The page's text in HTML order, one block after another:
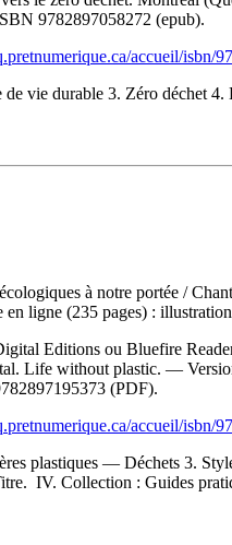
9782897058272 (epub).
accueil/isbn/
vie durable 3. Zéro déchet
à notre portée /
ligne (235 pages) :
Editions ou Bluefire
Life without plastic. —
(PDF).
accueil/isbn/
plastiques — Déchets 3.
IV. Collection : Guides